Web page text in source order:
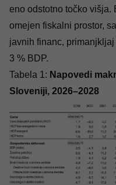
eno odstotno točko višja.
omejen fiskalni prostor,
javnih financ,
3 % BDP.
Tabela 1: Napovedi
Sloveniji, 2026–2028